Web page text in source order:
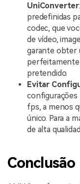
UniConverter
predefinidas
codec, que
de vídeo,
garante obter
perfeitamente
pretendido.
Evitar
configurações
fps, a menos
único. Para a
de alta
Conclusão